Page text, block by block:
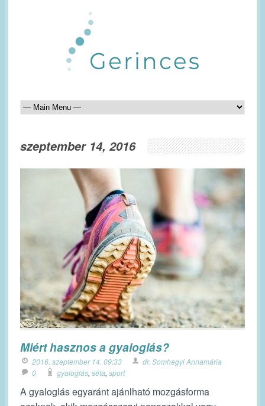
szeptember 14, 2016
Miért hasznos a gyaloglás?
2016. szeptember 14. 09:33
dr. Somhegyi Annamária
0
gyaloglás, séta, sport
A gyaloglás egyaránt ajánlható mozgásforma